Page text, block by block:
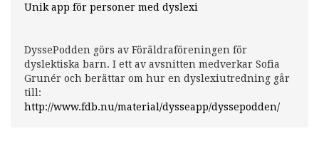
Unik app för personer med dyslexi
DyssePodden görs av Föräldraföreningen för
dyslektiska barn. I ett av avsnitten medverkar Sofia
Grunér och berättar om hur en dyslexiutredning går
till:
http://www.fdb.nu/material/dysseapp/dyssepodden/